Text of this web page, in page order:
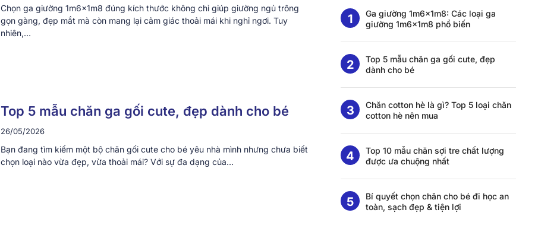
Chọn ga giường 1m6x1m8 đúng kích thước không chỉ giúp giường ngủ trông
gọn gàng, đẹp mắt mà còn mang lại cảm giác thoải mái khi nghỉ ngơi. Tuy
nhiên,…
Top 5 mẫu chăn ga gối cute, đẹp dành cho bé
26/05/2026
Bạn đang tìm kiếm một bộ chăn gối cute cho bé yêu nhà mình nhưng chưa biết
chọn loại nào vừa đẹp, vừa thoải mái? Với sự đa dạng của…
Ga giường 1m6x1m8: Các loại ga
giường 1m6x1m8 phổ biến
Top 5 mẫu chăn ga gối cute, đẹp
dành cho bé
Chăn cotton hè là gì? Top 5 loại chăn
cotton hè nên mua
Top 10 mẫu chăn sợi tre chất lượng
được ưa chuộng nhất
Bí quyết chọn chăn cho bé đi học an
toàn, sạch đẹp & tiện lợi